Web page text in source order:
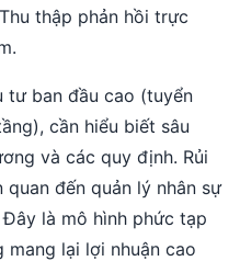
thập phản hồi trực
tư ban đầu cao (tuyển
cần hiểu biết sâu
và các quy định. Rủi
đến quản lý nhân sự
là mô hình phức tạp
mang lại lợi nhuận cao